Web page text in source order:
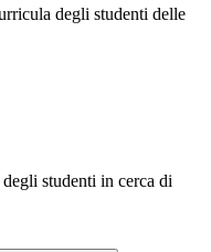
degli studenti delle
studenti in cerca di